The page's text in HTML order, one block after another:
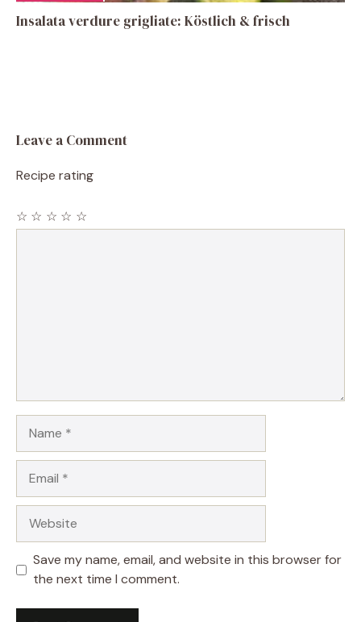
Insalata verdure grigliate: Köstlich & frisch
Leave a Comment
Recipe rating
☆
☆
☆
☆
☆
Save my name, email, and website in this browser for
the next time I comment.